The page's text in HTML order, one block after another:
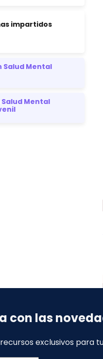
impartidos
Salud Mental
Salud Mental